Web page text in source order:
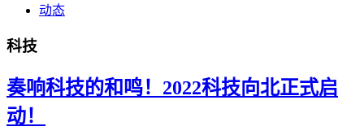
动态
科技
奏响科技的和鸣！2022科技向北正式启
动！